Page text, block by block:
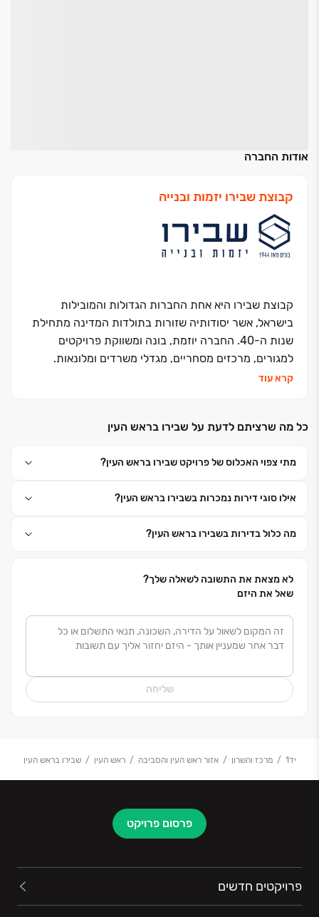
אודות החברה
קבוצת שבירו יזמות ובנייה
קבוצת שבירו היא אחת החברות הגדולות והמובילות
בישראל, אשר יסודותיה שזורות בתולדות המדינה מתחילת
שנות ה-40. החברה יוזמת, בונה ומשווקת פרויקטים
למגורים, מרכזים מסחריים, מגדלי משרדים ומלונאות.
החברה, בבעלותם של עו"ד רונית שבירו ורמי שבירו,
ומבצעת כ- 6,500 יחידות דיור נוספות. האני מאמין שלה -
והצלחה הן אבני הדרך שעליהן צועדת החברה. החברה
ופועלת מתוך אמונה פנימית חזקה כי עשייתה תורמת
קרא עוד
כל מה שרציתם לדעת על שבירו בראש העין
מתי צפוי האכלוס של פרויקט שבירו בראש העין?
אילו סוגי דירות נמכרות בשבירו בראש העין?
מה כלול בדירות בשבירו בראש העין?
לא מצאת את התשובה לשאלה שלך?
שאל את היזם
שליחה
יד1 מרכז והשרון אזור ראש העין והסביבה ראש העין שבירו בראש העין
פרסום פרויקט
פרויקטים חדשים